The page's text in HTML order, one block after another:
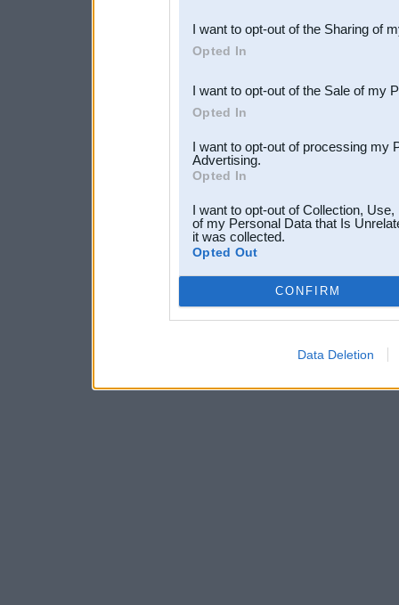
Downstream Participants
third parties.
I want to opt-out of the Sharing of
Opted In
I want to opt-out of the Sale of my
Opted In
I want to opt-out of processing my
Advertising.
Opted In
I want to opt-out of Collection,
of my Personal Data that Is
it was collected.
Opted Out
CONFIRM
Data Deletion